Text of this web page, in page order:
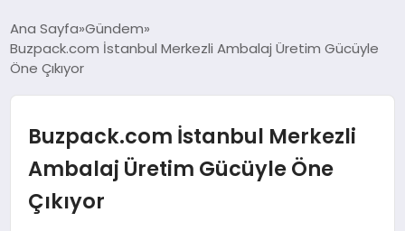
DÜNYA
EKONOMI
MAGAZIN
Ana Sayfa Gündem
Buzpack.com İstanbul Merkezli Ambalaj Üretim Gücüyle
Öne Çıkıyor
Buzpack.com İstanbul Merkezli
Ambalaj Üretim Gücüyle Öne
Çıkıyor